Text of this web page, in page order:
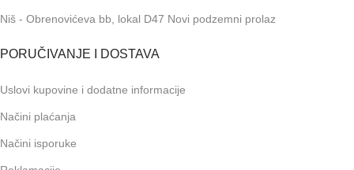
Niš - Obrenovićeva bb, lokal D47 Novi podzemni prolaz
PORUČIVANJE I DOSTAVA
Uslovi kupovine i dodatne informacije
Načini plaćanja
Načini isporuke